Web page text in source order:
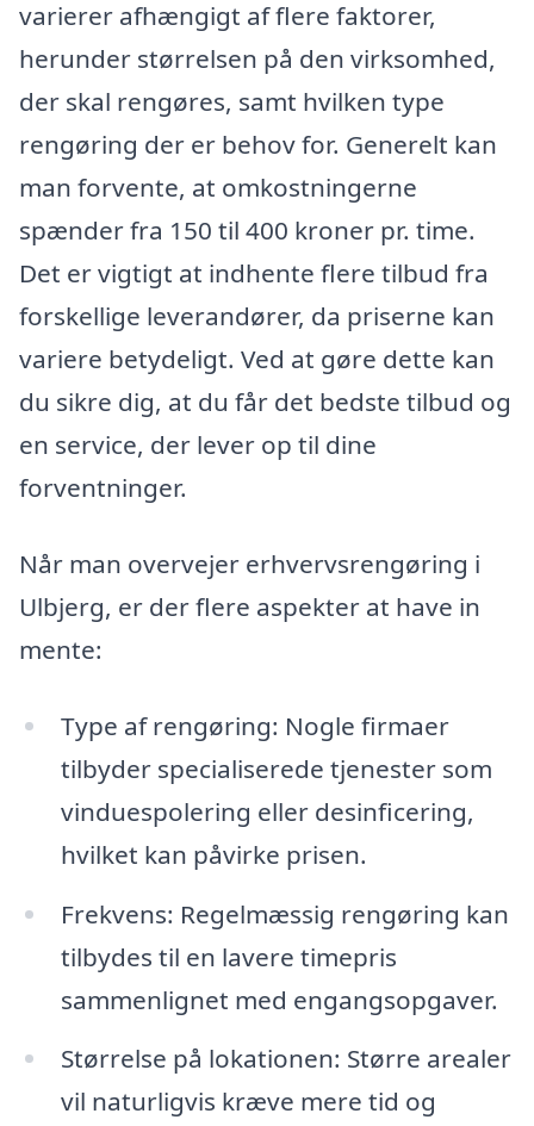
varierer afhængigt af flere faktorer,
herunder størrelsen på den virksomhed,
der skal rengøres, samt hvilken type
rengøring der er behov for. Generelt kan
man forvente, at omkostningerne
spænder fra 150 til 400 kroner pr. time.
Det er vigtigt at indhente flere tilbud fra
forskellige leverandører, da priserne kan
variere betydeligt. Ved at gøre dette kan
du sikre dig, at du får det bedste tilbud og
en service, der lever op til dine
forventninger.
Når man overvejer erhvervsrengøring i
Ulbjerg, er der flere aspekter at have in
mente:
Type af rengøring: Nogle firmaer
tilbyder specialiserede tjenester som
vinduespolering eller desinficering,
hvilket kan påvirke prisen.
Frekvens: Regelmæssig rengøring kan
tilbydes til en lavere timepris
sammenlignet med engangsopgaver.
Størrelse på lokationen: Større arealer
vil naturligvis kræve mere tid og